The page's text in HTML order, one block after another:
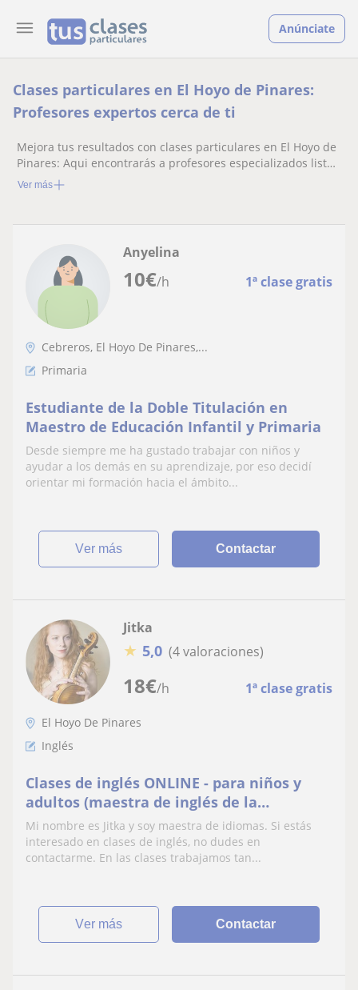
Anúnciate
Clases particulares en El Hoyo de Pinares:
Profesores expertos cerca de ti
Mejora tus resultados con clases particulares en El Hoyo de
Pinares: Aqui encontrarás a profesores especializados listos
para ayudarte.
Ver más
10€/h 1ª clase gratis
Anyelina
Cebreros, El Hoyo De Pinares,...
Primaria
Estudiante de la Doble Titulación en
Maestro de Educación Infantil y Primaria
Desde siempre me ha gustado trabajar con niños y
ayudar a los demás en su aprendizaje, por eso decidí
orientar mi formación hacia el ámbito...
ver más Contactar
18€/h 1ª clase gratis
Jitka
★ 5,0 (4 valoraciones)
El Hoyo De Pinares
Inglés
Clases de inglés ONLINE - para niños y
adultos (maestra de inglés de la
Rep.Checa)
Mi nombre es Jitka y soy maestra de idiomas. Si estás
interesado en clases de inglés, no dudes en
contactarme. En las clases trabajamos tan...
ver más Contactar